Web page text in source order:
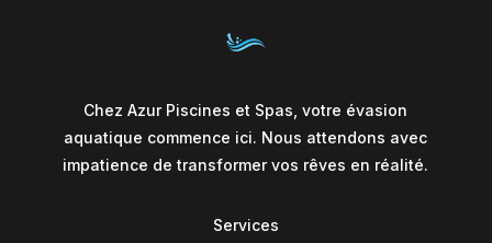
Chez Azur Piscines et Spas, votre évasion
aquatique commence ici. Nous attendons avec
impatience de transformer vos rêves en réalité.
Services